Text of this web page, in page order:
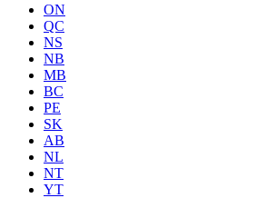
ON
QC
NS
NB
MB
BC
PE
SK
AB
NL
NT
YT